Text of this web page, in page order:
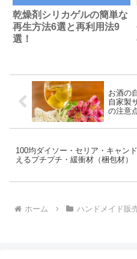
乾燥剤シリカゲルの簡単な
再生方法6選と再利用法9
選！
お酒の
自家製
の注意
100均ダイソー・セリア・キャン
えるプチプチ・緩衝材（梱包材）
ホーム ハンドメイド販